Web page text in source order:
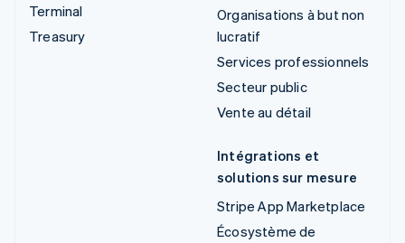
Terminal
Treasury
Organisations à but non
lucratif
Services professionnels
Secteur public
Vente au détail
Intégrations et
solutions sur mesure
Stripe App Marketplace
Écosystème de